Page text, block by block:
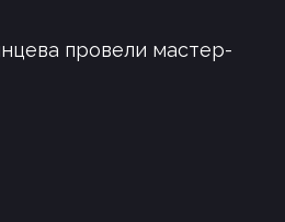
провели мастер-